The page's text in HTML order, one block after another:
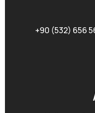
+90 (532) 656